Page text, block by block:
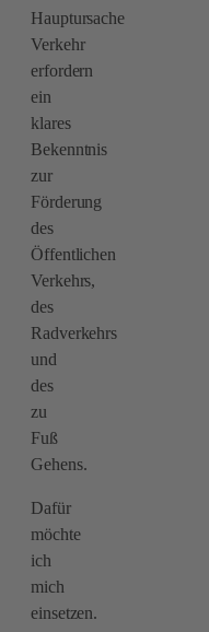
Hauptursache
Verkehr
erfordern
ein
klares
Bekenntnis
zur
Förderung
des
Öffentlichen
Verkehrs,
des
Radverkehrs
und
des
zu
Fuß
Gehens.
Dafür
möchte
ich
mich
einsetzen.